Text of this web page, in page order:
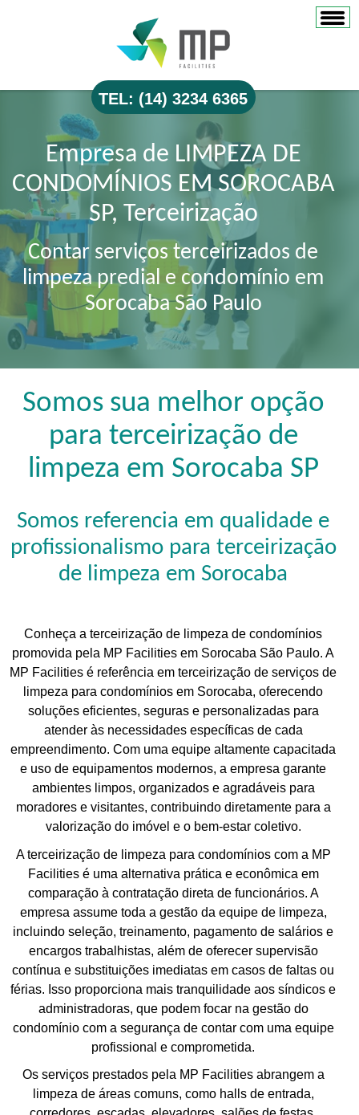
TEL: (14) 3234 6365
Empresa de LIMPEZA DE
CONDOMÍNIOS EM SOROCABA
SP, Terceirização
Contar serviços terceirizados de
limpeza predial e condomínio em
Sorocaba São Paulo
Somos sua melhor opção
para terceirização de
limpeza em Sorocaba SP
Somos referencia em qualidade e
profissionalismo para terceirização
de limpeza em Sorocaba
Conheça a terceirização de limpeza de condomínios
promovida pela MP Facilities em Sorocaba São Paulo. A
MP Facilities é referência em terceirização de serviços de
limpeza para condomínios em Sorocaba, oferecendo
soluções eficientes, seguras e personalizadas para
atender às necessidades específicas de cada
empreendimento. Com uma equipe altamente capacitada
e uso de equipamentos modernos, a empresa garante
ambientes limpos, organizados e agradáveis para
moradores e visitantes, contribuindo diretamente para a
valorização do imóvel e o bem-estar coletivo.
A terceirização de limpeza para condomínios com a MP
Facilities é uma alternativa prática e econômica em
comparação à contratação direta de funcionários. A
empresa assume toda a gestão da equipe de limpeza,
incluindo seleção, treinamento, pagamento de salários e
encargos trabalhistas, além de oferecer supervisão
contínua e substituições imediatas em casos de faltas ou
férias. Isso proporciona mais tranquilidade aos síndicos e
administradoras, que podem focar na gestão do
condomínio com a segurança de contar com uma equipe
profissional e comprometida.
Os serviços prestados pela MP Facilities abrangem a
limpeza de áreas comuns, como halls de entrada,